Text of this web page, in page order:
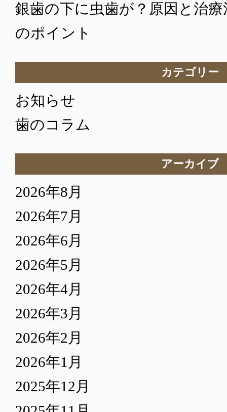
銀歯の下に虫歯が？原因と治
のポイント
カテゴリー
お知らせ
歯のコラム
アーカイブ
2026年8月
2026年7月
2026年6月
2026年5月
2026年4月
2026年3月
2026年2月
2026年1月
2025年12月